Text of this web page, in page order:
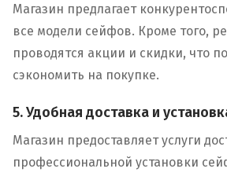
Магазин предлагает
все модели сейфов. Кроме того,
проводятся акции и скидки, что
сэкономить на покупке.
5. Удобная доставка и
Магазин предоставляет услуги
профессиональной установки